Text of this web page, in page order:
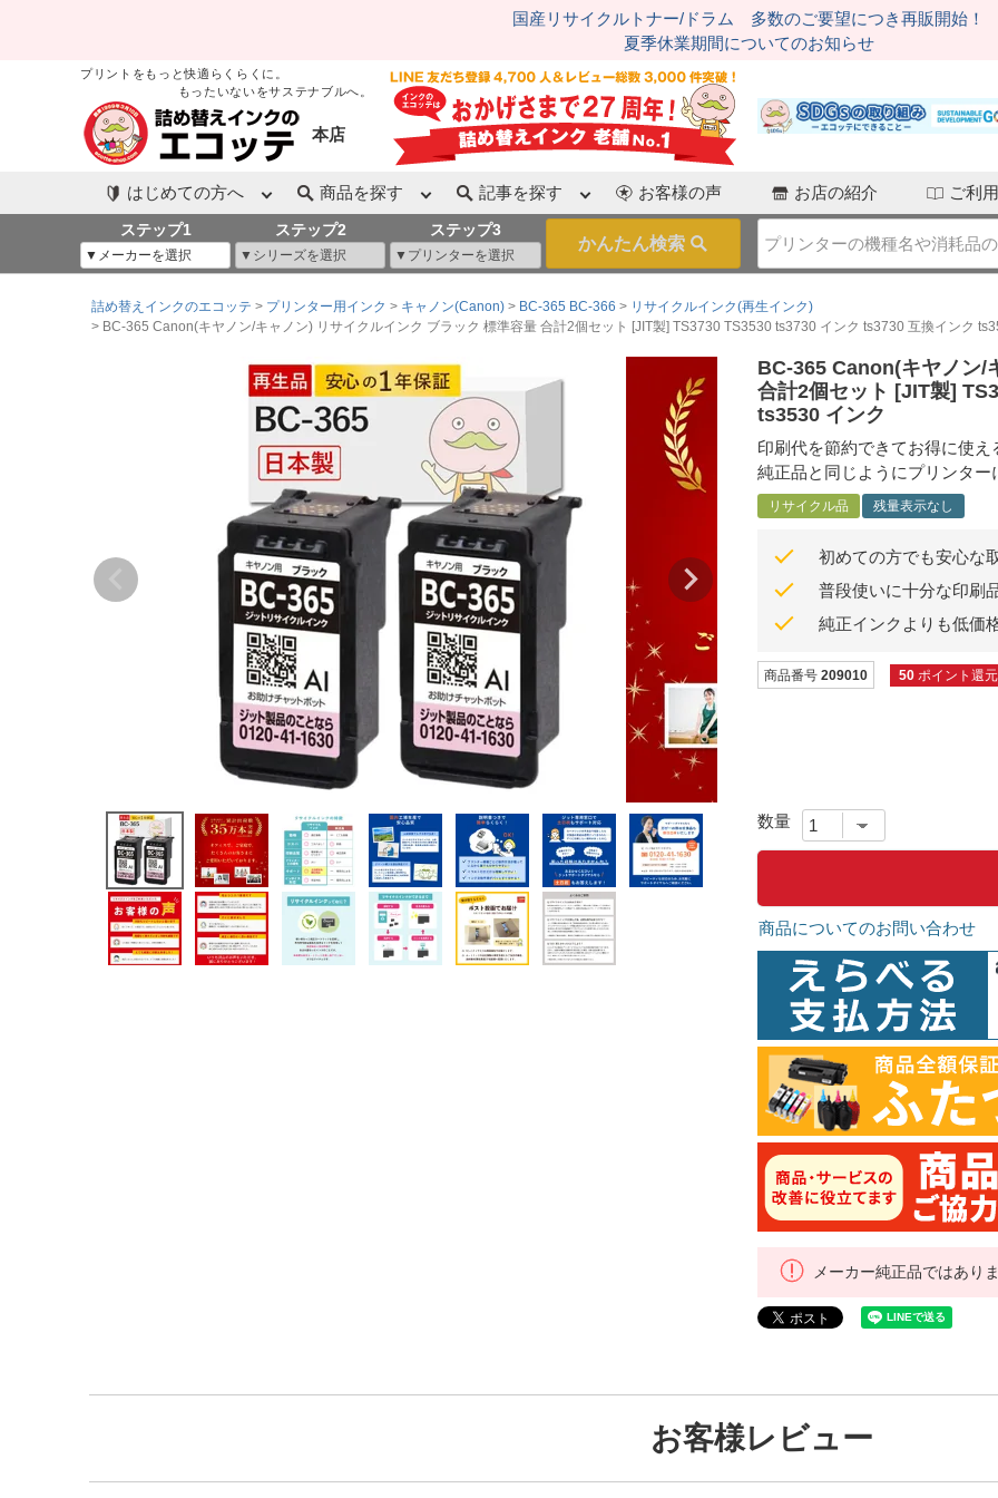
国産リサイクルトナー/ドラム 多数のご要望につき再販開始！
夏季休業期間についてのお知らせ
プリントをもっと快適らくらくに。
もったいないをサステナブルへ。
本店
はじめての方へ 商品を探す 記事を探す お客様の声 お店の紹介 ご利
ステップ1 ステップ2 ステップ3
詰め替えインクのエコッテ プリンター用インク キャノン(Canon) BC-365 BC-366
リサイクルインク(再生インク)
BC-365 Canon(キヤノン/キャノン) リサイクルインク ブラック 標準容量 合計2個セット [JIT製] TS3730 TS3530 ts3730 インク ts3730 互換インク
BC-365 Canon(キヤノン/
合計2個セット [JIT製]
ts3530 インク
印刷代を節約できてお得に使え
純正品と同じようにプリンター
リサイクル品 残量表示なし
初めての方でも安心な
普段使いに十分な印刷
純正インクよりも低価
商品番号 209010 50 ポイント還元
商品についてのお問い合わせ
メーカー純正品ではあり
お客様レビュー